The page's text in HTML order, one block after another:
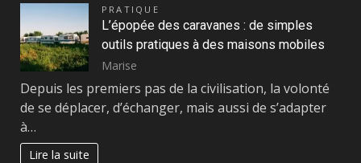
PRATIQUE
L’épopée des caravanes : de simples
outils pratiques à des maisons mobiles
Marise
Depuis les premiers pas de la civilisation, la volonté
de se déplacer, d’échanger, mais aussi de s’adapter
à…
Lire la suite